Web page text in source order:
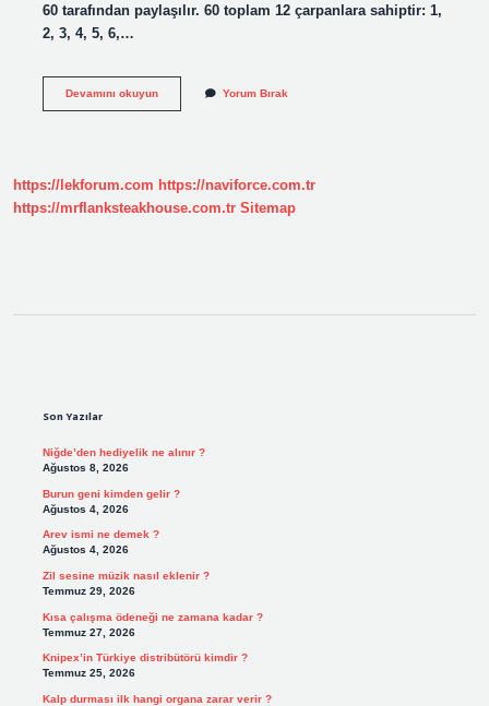
60 tarafından paylaşılır. 60 toplam 12 çarpanlara sahiptir: 1,
2, 3, 4, 5, 6,…
Devamını okuyun75
Tanesi
Yorum Bırak
https://lekforum.com https://naviforce.com.tr
https://mrflanksteakhouse.com.tr Sitemap
Son Yazılar
Niğde’den hediyelik ne alınır ?
Ağustos 8, 2026
Burun geni kimden gelir ?
Ağustos 4, 2026
Arev ismi ne demek ?
Ağustos 4, 2026
Zil sesine müzik nasıl eklenir ?
Temmuz 29, 2026
Kısa çalışma ödeneği ne zamana kadar ?
Temmuz 27, 2026
Knipex’in Türkiye distribütörü kimdir ?
Temmuz 25, 2026
Kalp durması ilk hangi organa zarar verir ?